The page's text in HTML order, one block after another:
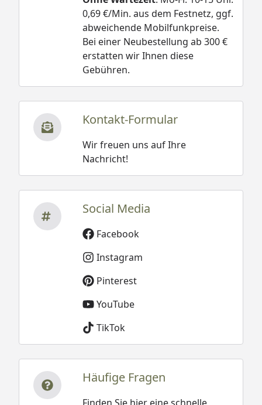
0,69 €/Min. aus dem Festnetz, ggf.
abweichende Mobilfunkpreise.
Bei einer Neubestellung ab 300 €
erstatten wir Ihnen diese
Gebühren.
Kontakt-Formular
Wir freuen uns auf Ihre
Nachricht!
Social Media
Facebook
Instagram
Pinterest
YouTube
TikTok
Häufige Fragen
Finden Sie hier eine schnelle